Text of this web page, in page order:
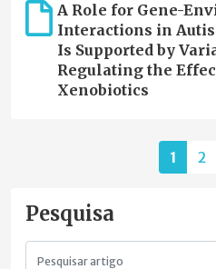
A Role for Gene-
Interactions in
Is Supported by
Regulating the
Xenobiotics
1 2
Pesquisa